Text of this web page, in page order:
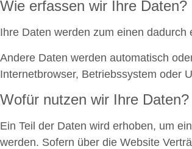
Wie erfassen wir Ihre Daten?
Ihre Daten werden zum einen
Andere Daten werden automatisch
Internetbrowser, Betriebssystem oder
Wofür nutzen wir Ihre Daten?
Ein Teil der Daten wird erhoben, um
werden. Sofern über die Website